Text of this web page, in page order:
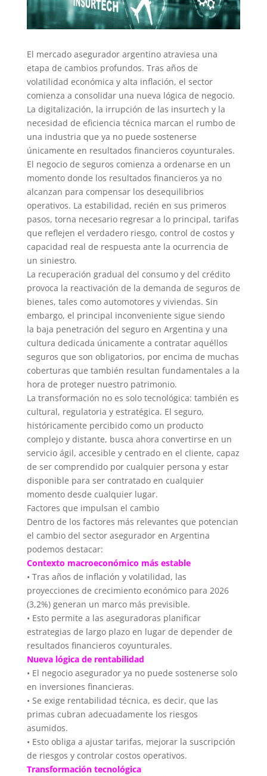
El mercado asegurador argentino atraviesa una
etapa de cambios profundos. Tras años de
volatilidad económica y alta inflación, el sector
comienza a consolidar una nueva lógica de negocio.
La digitalización, la irrupción de las insurtech y la
necesidad de eficiencia técnica marcan el rumbo de
una industria que ya no puede sostenerse
únicamente en resultados financieros coyunturales.
El negocio de seguros comienza a ordenarse en un
momento donde los resultados financieros ya no
alcanzan para compensar los desequilibrios
operativos. La estabilidad, recién en sus primeros
pasos, torna necesario regresar a lo principal, tarifas
que reflejen el verdadero riesgo, control de costos y
capacidad real de respuesta ante la ocurrencia de
un siniestro.
La recuperación gradual del consumo y del crédito
provoca la reactivación de la demanda de seguros de
bienes, tales como automotores y viviendas. Sin
embargo, el principal inconveniente sigue siendo
la baja penetración del seguro en Argentina y una
cultura dedicada únicamente a contratar aquéllos
seguros que son obligatorios, por encima de muchas
coberturas que también resultan fundamentales a la
hora de proteger nuestro patrimonio.
La transformación no es solo tecnológica: también es
cultural, regulatoria y estratégica. El seguro,
históricamente percibido como un producto
complejo y distante, busca ahora convertirse en un
servicio ágil, accesible y centrado en el cliente, capaz
de ser comprendido por cualquier persona y estar
disponible para ser contratado en cualquier
momento desde cualquier lugar.
Factores que impulsan el cambio
Dentro de los factores más relevantes que potencian
el cambio del sector asegurador en Argentina
podemos destacar:
Contexto macroeconómico más estable
• Tras años de inflación y volatilidad, las
proyecciones de crecimiento económico para 2026
(3,2%) generan un marco más previsible.
• Esto permite a las aseguradoras planificar
estrategias de largo plazo en lugar de depender de
resultados financieros coyunturales.
Nueva lógica de rentabilidad
• El negocio asegurador ya no puede sostenerse solo
en inversiones financieras.
• Se exige rentabilidad técnica, es decir, que las
primas cubran adecuadamente los riesgos
asumidos.
• Esto obliga a ajustar tarifas, mejorar la suscripción
de riesgos y controlar costos operativos.
Transformación tecnológica